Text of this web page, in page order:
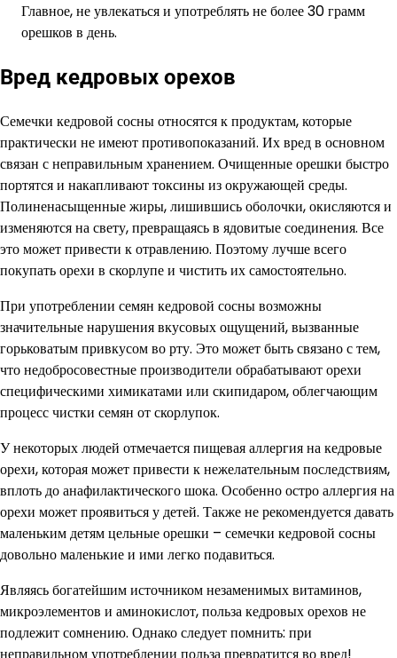
Главное, не увлекаться и употреблять не более 30 грамм
орешков в день.
Вред кедровых орехов
Семечки кедровой сосны относятся к продуктам, которые
практически не имеют противопоказаний. Их вред в основном
связан с неправильным хранением. Очищенные орешки быстро
портятся и накапливают токсины из окружающей среды.
Полиненасыщенные жиры, лишившись оболочки, окисляются и
изменяются на свету, превращаясь в ядовитые соединения. Все
это может привести к отравлению. Поэтому лучше всего
покупать орехи в скорлупе и чистить их самостоятельно.
При употреблении семян кедровой сосны возможны
значительные нарушения вкусовых ощущений, вызванные
горьковатым привкусом во рту. Это может быть связано с тем,
что недобросовестные производители обрабатывают орехи
специфическими химикатами или скипидаром, облегчающим
процесс чистки семян от скорлупок.
У некоторых людей отмечается пищевая аллергия на кедровые
орехи, которая может привести к нежелательным последствиям,
вплоть до анафилактического шока. Особенно остро аллергия на
орехи может проявиться у детей. Также не рекомендуется давать
маленьким детям цельные орешки – семечки кедровой сосны
довольно маленькие и ими легко подавиться.
Являясь богатейшим источником незаменимых витаминов,
микроэлементов и аминокислот, польза кедровых орехов не
подлежит сомнению. Однако следует помнить: при